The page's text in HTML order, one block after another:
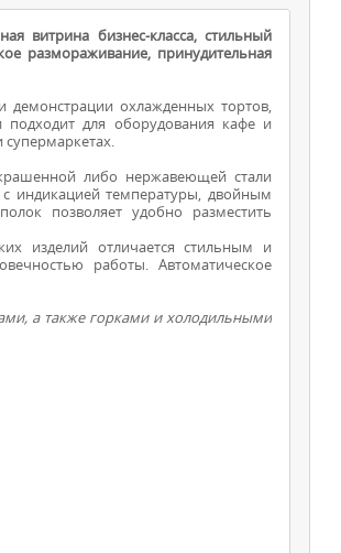
ВИТРИНЫ ДЛЯ
ПРОДУКТОВ
витрина бизнес-класса, стильный
размораживание, принудительная
охлажденных тортов,
для оборудования кафе и
супермаркетах.
либо нержавеющей стали
индикацией температуры, двойным
позволяет удобно разместить
изделий отличается стильным и
работы. Автоматическое
а также горками и холодильными